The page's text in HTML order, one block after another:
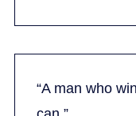
“A man who